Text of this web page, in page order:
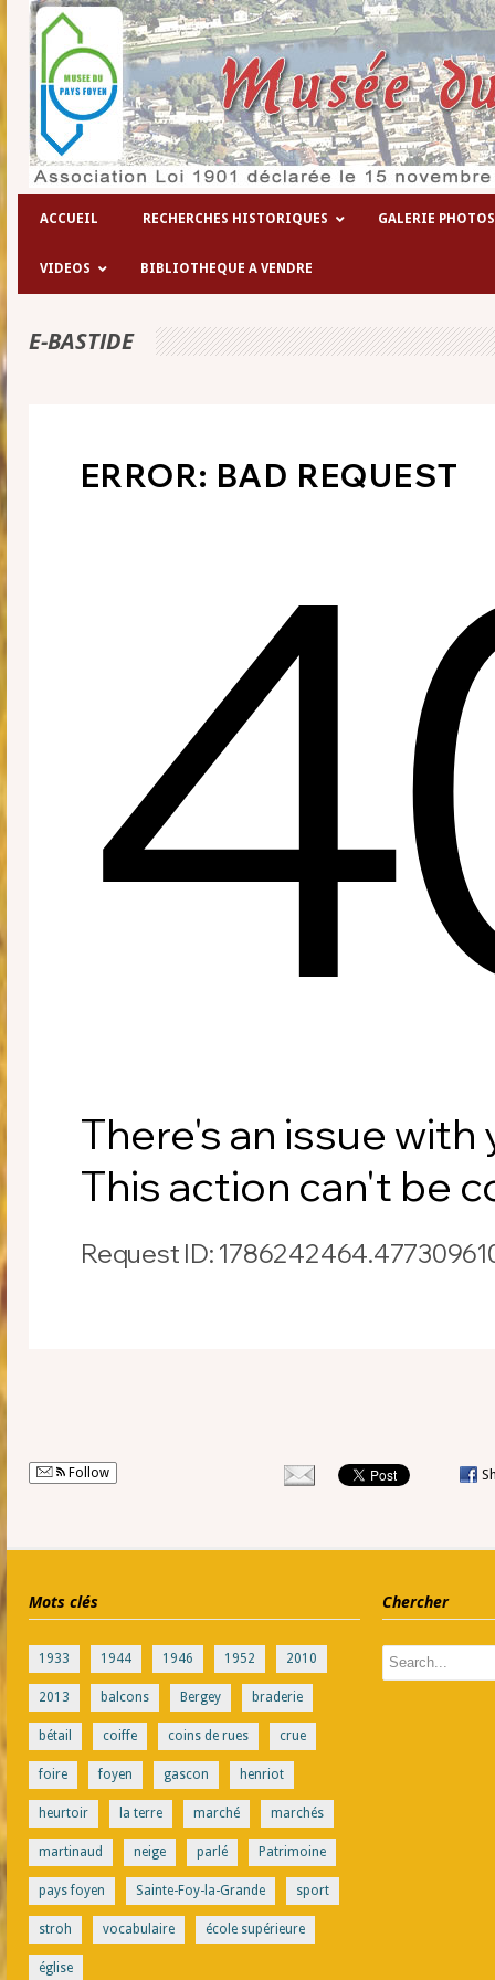
Les hôpitaux temporaires de la 1°
ACCUEIL RECHERCHES HISTORIQUES GALERIE PHOTOS
VIDEOS BIBLIOTHEQUE A VENDRE
E-BASTIDE
Follow
Mots clés
1933 1944 1946 1952 2010
2013 balcons Bergey braderie
bétail coiffe coins de rues crue
foire foyen gascon henriot
heurtoir la terre marché marchés
martinaud neige parlé Patrimoine
pays foyen Sainte-Foy-la-Grande sport
stroh vocabulaire école supérieure
église
Chercher